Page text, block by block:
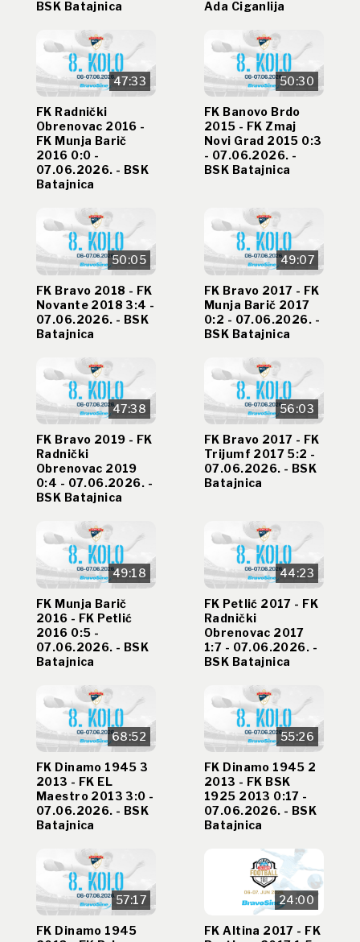
BSK Batajnica Ada Ciganlija
47:33
FK Radnički
Obrenovac 2016 -
FK Munja Barič
2016 0:0 -
07.06.2026. - BSK
Batajnica
50:30
FK Banovo Brdo
2015 - FK Zmaj
Novi Grad 2015 0:3
- 07.06.2026. -
BSK Batajnica
50:05
FK Bravo 2018 - FK
Novante 2018 3:4 -
07.06.2026. - BSK
Batajnica
49:07
FK Bravo 2017 - FK
Munja Barič 2017
0:2 - 07.06.2026. -
BSK Batajnica
47:38
FK Bravo 2019 - FK
Radnički
Obrenovac 2019
0:4 - 07.06.2026. -
BSK Batajnica
56:03
FK Bravo 2017 - FK
Trijumf 2017 5:2 -
07.06.2026. - BSK
Batajnica
49:18
FK Munja Barič
2016 - FK Petlić
2016 0:5 -
07.06.2026. - BSK
Batajnica
44:23
FK Petlić 2017 - FK
Radnički
Obrenovac 2017
1:7 - 07.06.2026. -
BSK Batajnica
68:52
FK Dinamo 1945 3
2013 - FK EL
Maestro 2013 3:0 -
07.06.2026. - BSK
Batajnica
55:26
FK Dinamo 1945 2
2013 - FK BSK
1925 2013 0:17 -
07.06.2026. - BSK
Batajnica
57:17
FK Dinamo 1945
24:00
FK Altina 2017 - FK